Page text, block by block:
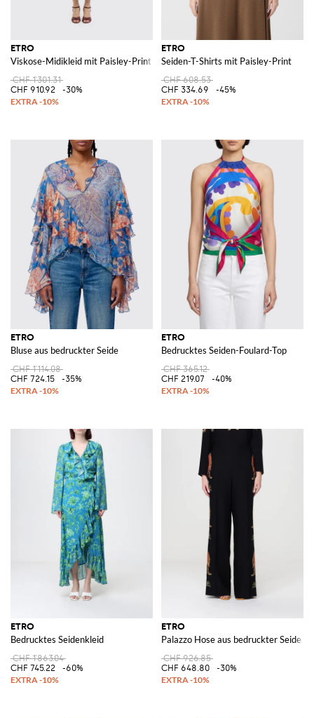
ETRO
Viskose-Midikleid mit Paisley-Print
CHF 1'301.31
CHF 910.92
-30%
ETRO
Seiden-T-Shirts mit Paisley-Print
CHF 608.53
CHF 334.69
-45%
ETRO
Bluse aus bedruckter Seide
CHF 1'114.08
CHF 724.15
-35%
ETRO
Bedrucktes Seiden-Foulard-Top
CHF 365.12
CHF 219.07
-40%
ETRO
Bedrucktes Seidenkleid
CHF 1'863.04
CHF 745.22
-60%
ETRO
Palazzo Hose aus bedruckter Seide
CHF 926.85
CHF 648.80
-30%